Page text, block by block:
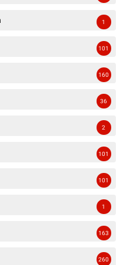
1
101
160
36
2
101
101
1
163
260